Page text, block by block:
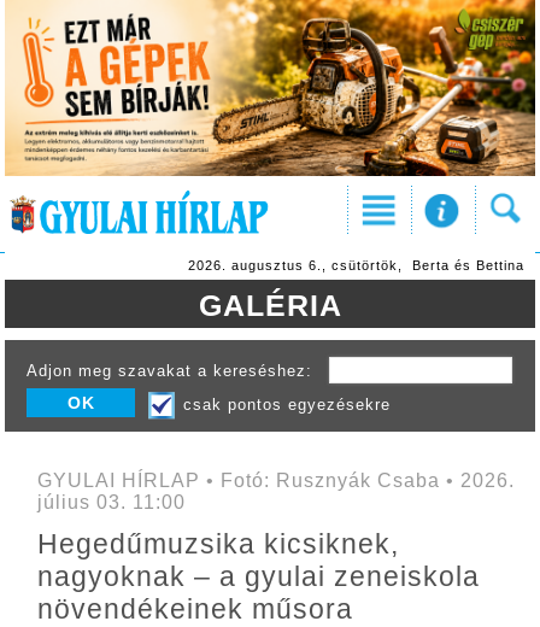
2026. augusztus 6., csütörtök, Berta és Bettina
GALÉRIA
Adjon meg szavakat a kereséshez:
csak pontos egyezésekre
GYULAI HÍRLAP • Fotó: Rusznyák Csaba • 2026.
július 03. 11:00
Hegedűmuzsika kicsiknek,
nagyoknak – a gyulai zeneiskola
növendékeinek műsora